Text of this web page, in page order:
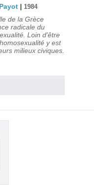
| 1984
de la Grèce
radicale du
Loin d'être
y est
milieux civiques.